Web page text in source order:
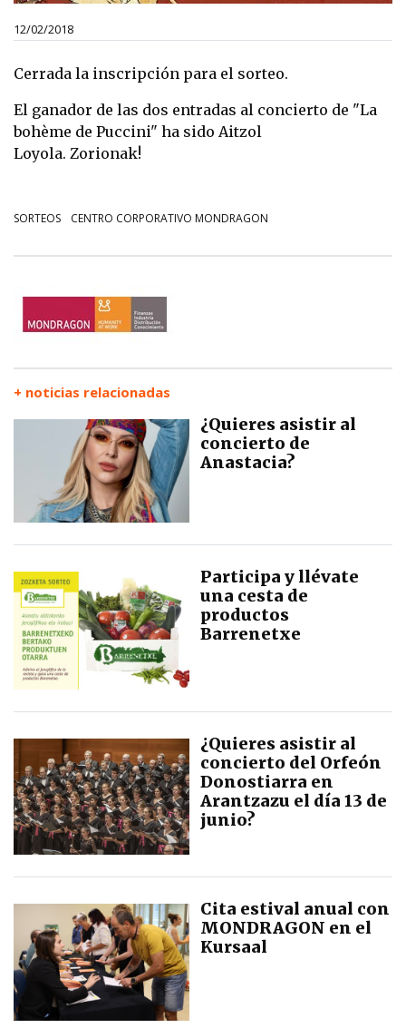
12/02/2018
Cerrada la inscripción para el sorteo.
El ganador de las dos entradas al concierto de "La
bohème de Puccini" ha sido Aitzol
Loyola. Zorionak!
SORTEOS CENTRO CORPORATIVO MONDRAGON
+ noticias relacionadas
¿Quieres asistir al
concierto de
Anastacia?
Participa y llévate
una cesta de
productos
Barrenetxe
¿Quieres asistir al
concierto del Orfeón
Donostiarra en
Arantzazu el día 13 de
junio?
Cita estival anual con
MONDRAGON en el
Kursaal